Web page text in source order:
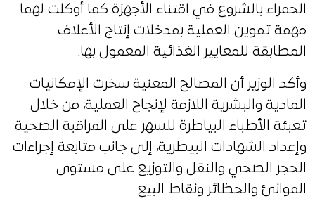
الحمراء بالشروع في اقتناء الأجهزة كما أوكلت لهما
مهمة تموين العملية بمدخلات إنتاج الأعلاف
المطابقة للمعايير الغذائية المعمول بها.
وأكد الوزير أن المصالح المعنية سخرت الإمكانيات
المادية والبشرية اللازمة لإنجاح العملية، من خلال
تعبئة الأطباء البياطرة للسهر على المراقبة الصحية
وإعداد الشهادات البيطرية، إلى جانب متابعة إجراءات
الحجر الصحي والنقل والتوزيع على مستوى
الموانئ والحظائر ونقاط البيع.